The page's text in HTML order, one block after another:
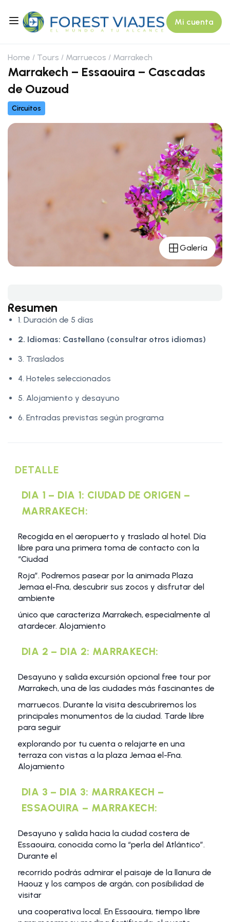
Mi cuenta
Home Tours Marruecos Marrakech
Marrakech – Essaouira – Cascadas
de Ouzoud
Circuitos
Galería
Resumen
1. Duración de 5 días
2. Idiomas: Castellano (consultar otros idiomas)
3. Traslados
4. Hoteles seleccionados
5. Alojamiento y desayuno
6. Entradas previstas según programa
DETALLE
DIA 1 – DIA 1: CIUDAD DE ORIGEN –
MARRAKECH:
Recogida en el aeropuerto y traslado al hotel. Día
libre para una primera toma de contacto con la
“Ciudad
Roja”. Podremos pasear por la animada Plaza
Jemaa el-Fna, descubrir sus zocos y disfrutar del
ambiente
único que caracteriza Marrakech, especialmente al
atardecer. Alojamiento
DIA 2 – DIA 2: MARRAKECH:
Desayuno y salida excursión opcional free tour por
Marrakech, una de las ciudades más fascinantes de
marruecos. Durante la visita descubriremos los
principales monumentos de la ciudad. Tarde libre
para seguir
explorando por tu cuenta o relajarte en una
terraza con vistas a la plaza Jemaa el-Fna.
Alojamiento
DIA 3 – DIA 3: MARRAKECH –
ESSAOUIRA – MARRAKECH:
Desayuno y salida hacia la ciudad costera de
Essaouira, conocida como la “perla del Atlántico”.
Durante el
recorrido podrás admirar el paisaje de la llanura de
Haouz y los campos de argán, con posibilidad de
visitar
una cooperativa local. En Essaouira, tiempo libre